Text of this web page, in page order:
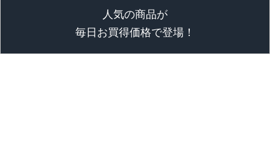
人気の商品が
毎日お買得価格で登場！